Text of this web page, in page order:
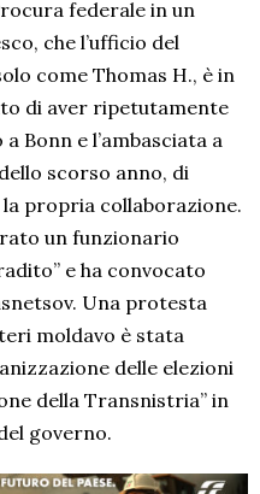
federale in un
che l’ufficio del
come Thomas H., è in
di aver ripetutamente
Bonn e l’ambasciata a
scorso anno, di
propria collaborazione.
un funzionario
e ha convocato
Una protesta
moldavo è stata
delle elezioni
della Transnistria” in
governo.